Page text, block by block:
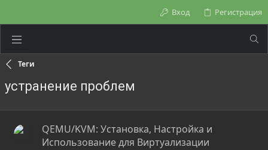
Вход Регистрация
Теги
устранение проблем
QEMU/KVM: Установка, Настройка и
Использование для Виртуализации